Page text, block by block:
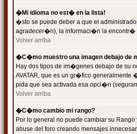
�Mi idioma no est� en la lista!
�sto se puede deber a que el
agradecer�n), la informaci�n la encontr�
Volver arriba
�C�mo muestro una imagen debajo de
Hay dos tipos de im�genes debajo de su
AVATAR, que es un gr�fico generalmente
pida que sea activada esa opci�n
Volver arriba
�C�mo cambio mi rango?
Por lo general no puede cambiar su
abuse del foro creando mensajes